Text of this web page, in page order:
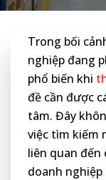
Trong bối
nghiệp đang
phổ biến khi
đề cần được
tâm. Đây
việc tìm kiếm
liên quan đến
doanh